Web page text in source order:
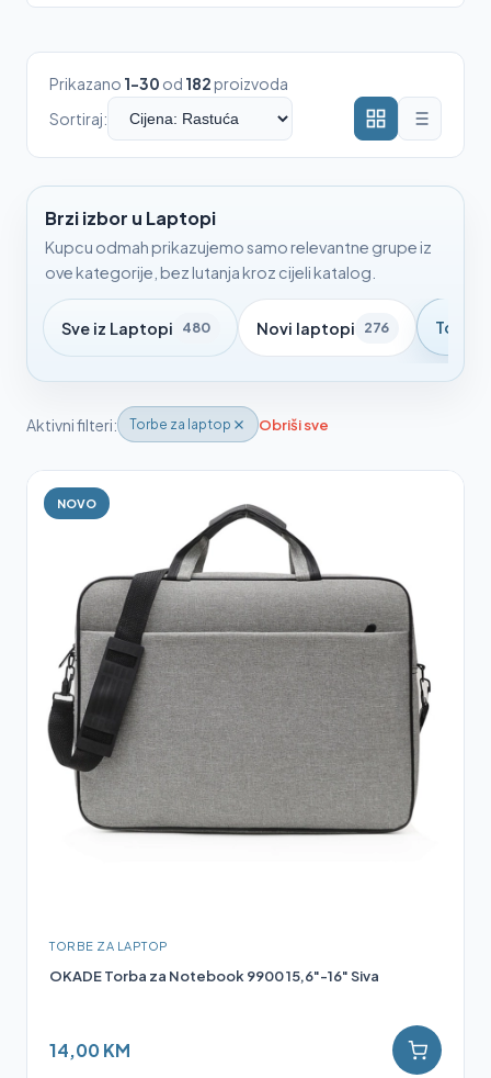
Prikazano 1-30 od 182proizvoda
Sortiraj:
Brzi izbor u Laptopi
Kupcu odmah prikazujemo samo relevantne grupe iz
ove kategorije, bez lutanja kroz cijeli katalog.
Sve iz Laptopi 480 Novi laptopi 276 Torbe
Aktivni filteri: Torbe za laptop Obriši sve
NOVO
TORBE ZA LAPTOP
OKADE Torba za Notebook 9900 15,6"-16" Siva
14,00 KM